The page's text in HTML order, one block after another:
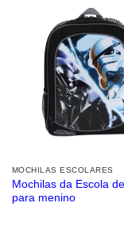
MOCHILAS ESCOLARES
Mochilas da Escola
para menino